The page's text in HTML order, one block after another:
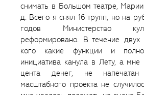
снимать в Большом театре,
д. Всего я снял 16 трупп, но на
годов Министерство
реформировано. В течение
кого какие функции и
инициатива канула в Лету, а
цента денег, не напечатан
масштабного проекта не